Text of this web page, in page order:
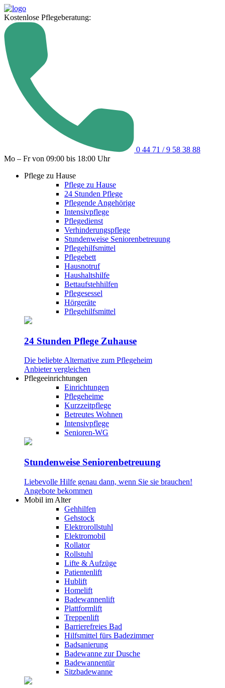
Kostenlose Pflegeberatung:
0 44 71 / 9 58 38 88
Mo – Fr von 09:00 bis 18:00 Uhr
Pflege zu Hause
Pflege zu Hause
24 Stunden Pflege
Pflegende Angehörige
Intensivpflege
Pflegedienst
Verhinderungspflege
Stundenweise Seniorenbetreuung
Pflegehilfsmittel
Pflegebett
Hausnotruf
Haushaltshilfe
Bettaufstehhilfen
Pflegesessel
Hörgeräte
Pflegehilfsmittel
24 Stunden Pflege Zuhause
Die beliebte Alternative zum Pflegeheim
Anbieter vergleichen
Pflegeeinrichtungen
Einrichtungen
Pflegeheime
Kurzzeitpflege
Betreutes Wohnen
Intensivpflege
Senioren-WG
Stundenweise Seniorenbetreuung
Liebevolle Hilfe genau dann, wenn Sie sie brauchen!
Angebote bekommen
Mobil im Alter
Gehhilfen
Gehstock
Elektrorollstuhl
Elektromobil
Rollator
Rollstuhl
Lifte & Aufzüge
Patientenlift
Hublift
Homelift
Badewannenlift
Plattformlift
Treppenlift
Barrierefreies Bad
Hilfsmittel fürs Badezimmer
Badsanierung
Badewanne zur Dusche
Badewannentür
Sitzbadewanne